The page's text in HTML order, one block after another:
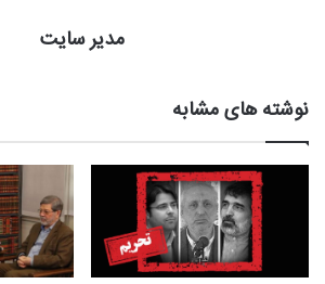
مدیر سایت
نوشته های مشابه